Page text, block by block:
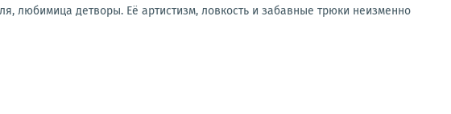
любимица детворы. Её артистизм, ловкость и забавные трюки неизменно